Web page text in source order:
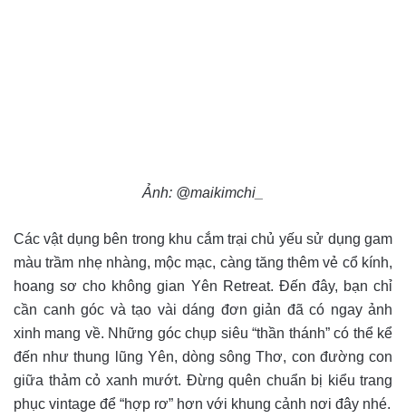
Ảnh: @maikimchi_
Các vật dụng bên trong khu cắm trại chủ yếu sử dụng gam
màu trầm nhẹ nhàng, mộc mạc, càng tăng thêm vẻ cổ kính,
hoang sơ cho không gian Yên Retreat. Đến đây, bạn chỉ
cần canh góc và tạo vài dáng đơn giản đã có ngay ảnh
xinh mang về. Những góc chụp siêu “thần thánh” có thể kể
đến như thung lũng Yên, dòng sông Thơ, con đường con
giữa thảm cỏ xanh mướt. Đừng quên chuẩn bị kiểu trang
phục vintage để “hợp rơ” hơn với khung cảnh nơi đây nhé.